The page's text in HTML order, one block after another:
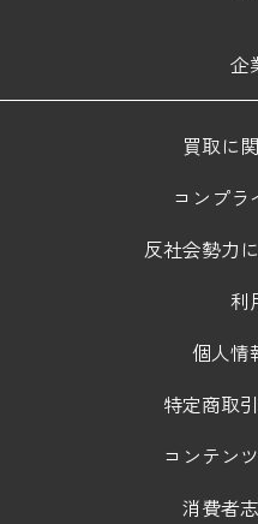
企
買取に
コンプラ
反社会勢力
利
個人情
特定商取
コンテン
消費者